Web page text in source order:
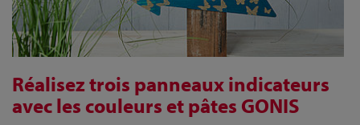
Réalisez trois panneaux indicateurs
avec les couleurs et pâtes GONIS